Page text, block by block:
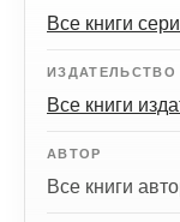
Все книги
ИЗДАТЕЛЬСТВО
Все книги
АВТОР
Все книги